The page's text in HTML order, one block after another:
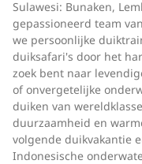
Sulawesi: Bunaken,
gepassioneerd team
we persoonlijke
duiksafari's door het
zoek bent naar
of onvergetelijke
duiken van
duurzaamheid en
volgende duikvakantie
Indonesische